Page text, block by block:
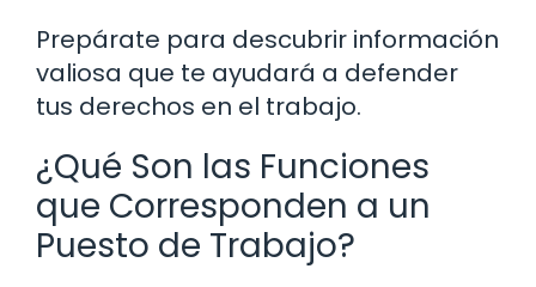
Prepárate para descubrir información
valiosa que te ayudará a defender
tus derechos en el trabajo.
¿Qué Son las Funciones
que Corresponden a un
Puesto de Trabajo?